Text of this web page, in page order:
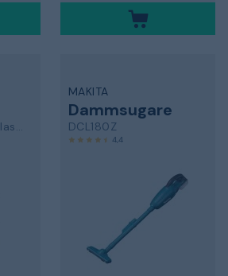
Professional T 7/1 Classic
MAKITA
Dammsugare
DCL180Z
4,4